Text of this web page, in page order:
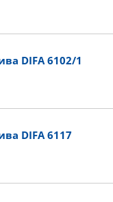
DIFA 6102/1
DIFA 6117